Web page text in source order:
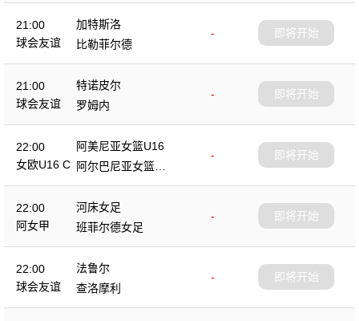
21:00
球会友谊
加特斯洛
-
比勒菲尔德
即将开始
21:00
球会友谊
特诺皮尔
-
罗姆内
即将开始
22:00
女欧U16 C
阿美尼亚女篮U16
-
阿尔巴尼亚女篮U1
6
即将开始
22:00
阿女甲
河床女足
-
班菲尔德女足
即将开始
22:00
球会友谊
法鲁尔
-
查洛摩利
即将开始